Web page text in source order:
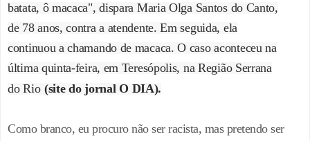
batata, ô macaca", dispara Maria Olga Santos do Canto,
de 78 anos, contra a atendente. Em seguida, ela
continuou a chamando de macaca. O caso aconteceu na
última quinta-feira, em Teresópolis, na Região Serrana
do Rio (site do jornal O DIA).
Como branco, eu procuro não ser racista, mas pretendo ser